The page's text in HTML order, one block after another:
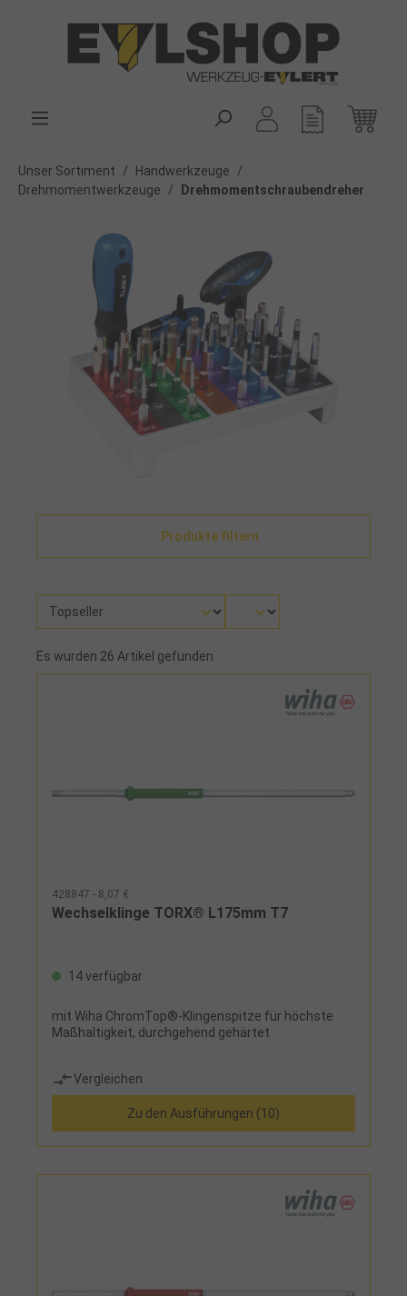
Unser Sortiment / Handwerkzeuge
/
Drehmomentwerkzeuge
/ Drehmomentschraubendreher
Produkte filtern
Es wurden 26 Artikel gefunden
428847 - 8,07 €
Wechselklinge TORX® L175mm T7
14 verfügbar
mit Wiha ChromTop®-Klingenspitze für höchste
Maßhaltigkeit, durchgehend gehärtet
Vergleichen
Zu den Ausführungen (10)